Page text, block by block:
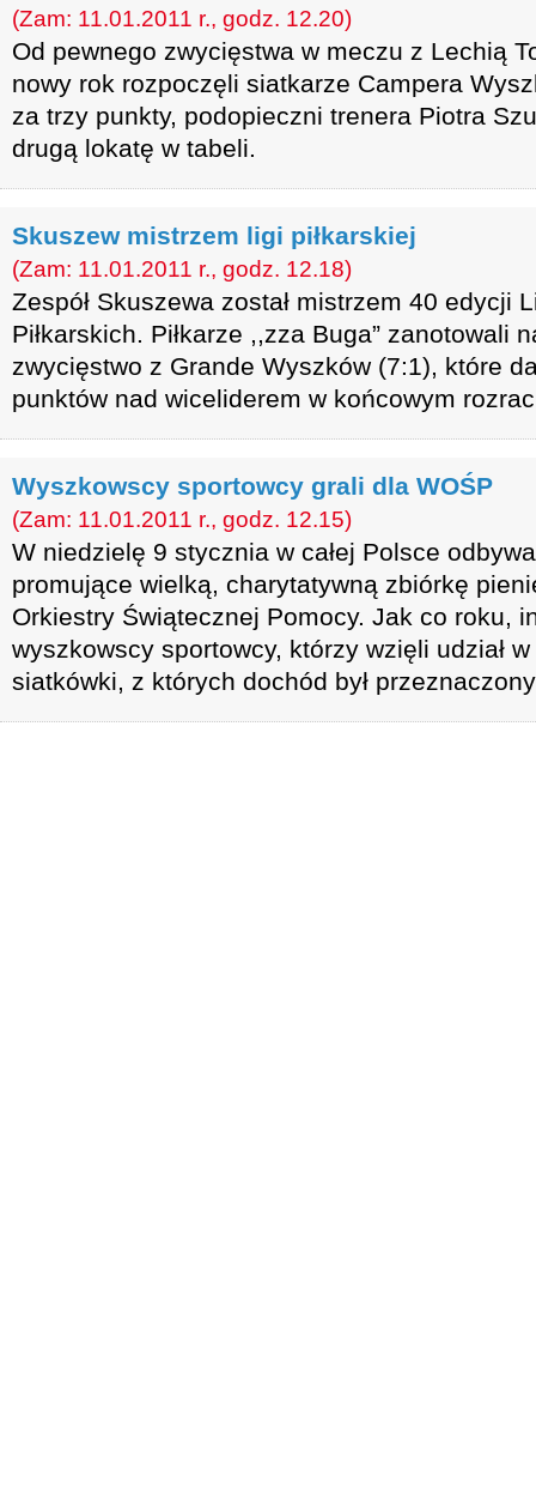
(Zam: 11.01.2011 r., godz. 12.20)
Od pewnego zwycięstwa w meczu z Lechią
nowy rok rozpoczęli siatkarze Campera
za trzy punkty, podopieczni trenera Piotra
drugą lokatę w tabeli.
Skuszew mistrzem ligi piłkarskiej
(Zam: 11.01.2011 r., godz. 12.18)
Zespół Skuszewa został mistrzem 40 edycji
Piłkarskich. Piłkarze ,,zza Buga” zanotowali
zwycięstwo z Grande Wyszków (7:1), które
punktów nad wiceliderem w końcowym
Wyszkowscy sportowcy grali dla WOŚP
(Zam: 11.01.2011 r., godz. 12.15)
W niedzielę 9 stycznia w całej Polsce
promujące wielką, charytatywną zbiórkę
Orkiestry Świątecznej Pomocy. Jak co roku,
wyszkowscy sportowcy, którzy wzięli udział
siatkówki, z których dochód był